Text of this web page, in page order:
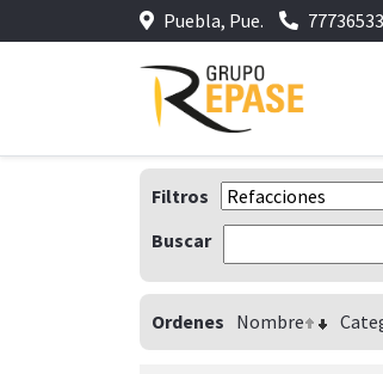
Puebla, Pue.
Filtros
Buscar
Ordenes Nombre